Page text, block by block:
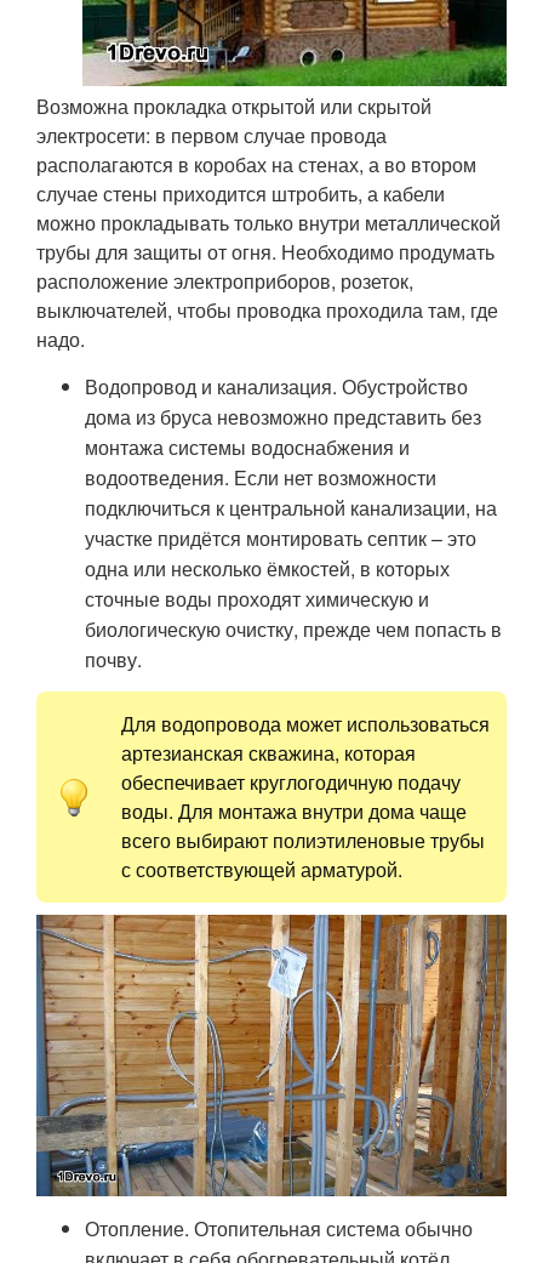
Возможна прокладка открытой или скрытой
электросети: в первом случае провода
располагаются в коробах на стенах, а во втором
случае стены приходится штробить, а кабели
можно прокладывать только внутри металлической
трубы для защиты от огня. Необходимо продумать
расположение электроприборов, розеток,
выключателей, чтобы проводка проходила там, где
надо.
Водопровод и канализация. Обустройство
дома из бруса невозможно представить без
монтажа системы водоснабжения и
водоотведения. Если нет возможности
подключиться к центральной канализации, на
участке придётся монтировать септик – это
одна или несколько ёмкостей, в которых
сточные воды проходят химическую и
биологическую очистку, прежде чем попасть в
почву.
Для водопровода может использоваться
артезианская скважина, которая
обеспечивает круглогодичную подачу
воды. Для монтажа внутри дома чаще
всего выбирают полиэтиленовые трубы
с соответствующей арматурой.
Отопление. Отопительная система обычно